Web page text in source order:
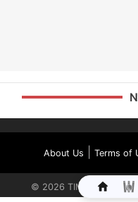
About Us Terms of
© 2026 TIMES